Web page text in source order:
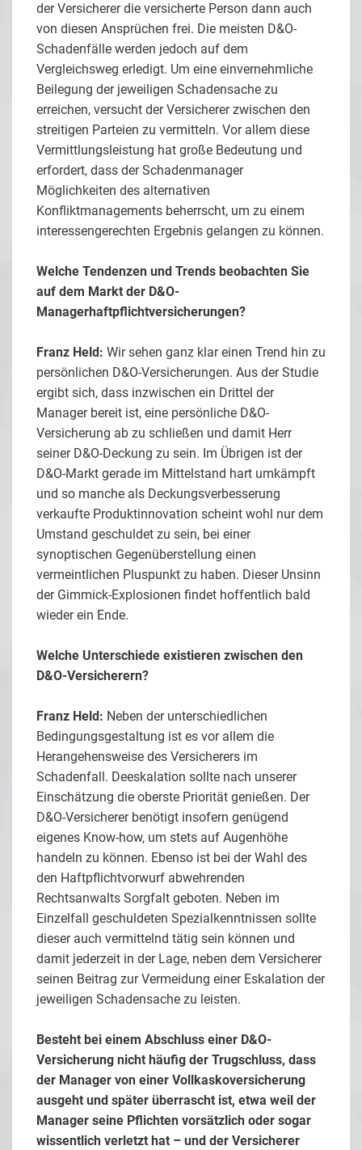
der Versicherer die versicherte Person dann auch
von diesen Ansprüchen frei. Die meisten D&O-
Schadenfälle werden jedoch auf dem
Vergleichsweg erledigt. Um eine einvernehmliche
Beilegung der jeweiligen Schadensache zu
erreichen, versucht der Versicherer zwischen den
streitigen Parteien zu vermitteln. Vor allem diese
Vermittlungsleistung hat große Bedeutung und
erfordert, dass der Schadenmanager
Möglichkeiten des alternativen
Konfliktmanagements beherrscht, um zu einem
interessengerechten Ergebnis gelangen zu können.
Welche Tendenzen und Trends beobachten Sie
auf dem Markt der D&O-
Managerhaftpflichtversicherungen?
Franz Held: Wir sehen ganz klar einen Trend hin zu
persönlichen D&O-Versicherungen. Aus der Studie
ergibt sich, dass inzwischen ein Drittel der
Manager bereit ist, eine persönliche D&O-
Versicherung ab zu schließen und damit Herr
seiner D&O-Deckung zu sein. Im Übrigen ist der
D&O-Markt gerade im Mittelstand hart umkämpft
und so manche als Deckungsverbesserung
verkaufte Produktinnovation scheint wohl nur dem
Umstand geschuldet zu sein, bei einer
synoptischen Gegenüberstellung einen
vermeintlichen Pluspunkt zu haben. Dieser Unsinn
der Gimmick-Explosionen findet hoffentlich bald
wieder ein Ende.
Welche Unterschiede existieren zwischen den
D&O-Versicherern?
Franz Held: Neben der unterschiedlichen
Bedingungsgestaltung ist es vor allem die
Herangehensweise des Versicherers im
Schadenfall. Deeskalation sollte nach unserer
Einschätzung die oberste Priorität genießen. Der
D&O-Versicherer benötigt insofern genügend
eigenes Know-how, um stets auf Augenhöhe
handeln zu können. Ebenso ist bei der Wahl des
den Haftpflichtvorwurf abwehrenden
Rechtsanwalts Sorgfalt geboten. Neben im
Einzelfall geschuldeten Spezialkenntnissen sollte
dieser auch vermittelnd tätig sein können und
damit jederzeit in der Lage, neben dem Versicherer
seinen Beitrag zur Vermeidung einer Eskalation der
jeweiligen Schadensache zu leisten.
Besteht bei einem Abschluss einer D&O-
Versicherung nicht häufig der Trugschluss, dass
der Manager von einer Vollkaskoversicherung
ausgeht und später überrascht ist, etwa weil der
Manager seine Pflichten vorsätzlich oder sogar
wissentlich verletzt hat – und der Versicherer